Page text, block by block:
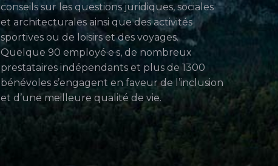
conseils sur les questions juridiques, sociales
et architecturales ainsi que des activités
sportives ou de loisirs et des voyages.
Quelque 90 employé·e·s, de nombreux
prestataires indépendants et plus de 1300
bénévoles s’engagent en faveur de l’inclusion
et d’une meilleure qualité de vie.